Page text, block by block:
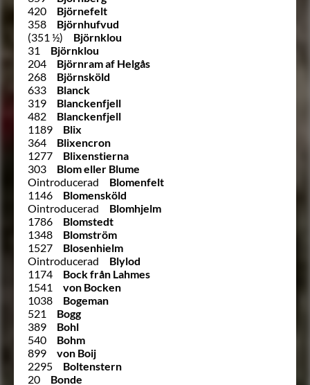
420
Björnefelt
358
Björnhufvud
(351 ½)
Björnklou
31
Björnklou
204
Björnram af Helgås
268
Björnsköld
633
Blanck
319
Blanckenfjell
482
Blanckenfjell
1189
Blix
364
Blixencron
1277
Blixenstierna
303
Blom eller Blume
Ointroducerad
Blomenfelt
1146
Blomensköld
Ointroducerad
Blomhjelm
1786
Blomstedt
1348
Blomström
1527
Blosenhielm
Ointroducerad
Blylod
1174
Bock från Lahmes
1541
von Bocken
1038
Bogeman
521
Bogg
389
Bohl
540
Bohm
899
von Boij
2295
Boltenstern
20
Bonde